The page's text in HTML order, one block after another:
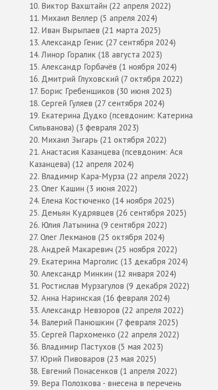
Виктор Вахштайн (22 апреля 2022)
Михаил Веллер (5 апреля 2024)
Иван Вырыпаев (21 марта 2025)
Александр Генис (27 сентября 2024)
Линор Горалик (18 августа 2023)
Александр Горбачёв (1 ноября 2024)
Дмитрий Глуховский (7 октября 2022)
Борис Гребенщиков (30 июня 2023)
Сергей Гуляев (27 сентября 2024)
Екатерина Дудко (псевдоним: Катерина
Сильванова) (3 февраля 2023)
Михаил Зыгарь (21 октября 2022)
Анастасия Казанцева (псевдоним: Ася
Казанцева) (12 апреля 2024)
Владимир Кара-Мурза (22 апреля 2022)
Олег Кашин (3 июня 2022)
Елена Костюченко (14 ноября 2025)
Демьян Кудрявцев (26 сентября 2025)
Юлия Латынина (9 сентября 2022)
Олег Лекманов (25 октября 2024)
Андрей Макаревич (25 ноября 2022)
Екатерина Марголис (13 декабря 2024)
Александр Минкин (12 января 2024)
Ростислав Мурзагулов (9 декабря 2022)
Анна Наринская (16 февраля 2024)
Александр Невзоров (22 апреля 2022)
Валерий Панюшкин (7 февраля 2025)
Сергей Пархоменко (22 апреля 2022)
Владимир Пастухов (5 мая 2023)
Юрий Пивоваров (23 мая 2025)
Евгений Понасенков (1 апреля 2022)
Вера Полозкова - внесена в перечень